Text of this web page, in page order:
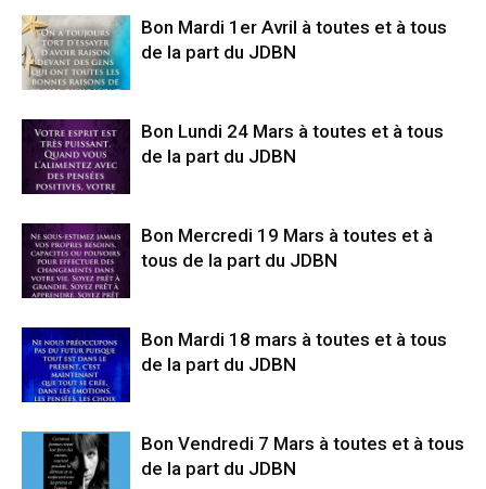
Bon Mardi 1er Avril à toutes et à tous
de la part du JDBN
Bon Lundi 24 Mars à toutes et à tous
de la part du JDBN
Bon Mercredi 19 Mars à toutes et à
tous de la part du JDBN
Bon Mardi 18 mars à toutes et à tous
de la part du JDBN
Bon Vendredi 7 Mars à toutes et à tous
de la part du JDBN